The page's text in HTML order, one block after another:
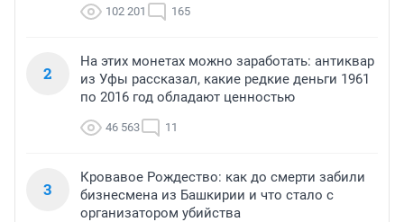
102 201 165
2
На этих монетах можно заработать: антиквар
из Уфы рассказал, какие редкие деньги 1961
по 2016 год обладают ценностью
46 563 11
3
Кровавое Рождество: как до смерти забили
бизнесмена из Башкирии и что стало с
организатором убийства